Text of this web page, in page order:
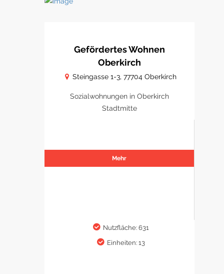
Gefördertes Wohnen
Oberkirch
Steingasse 1-3, 77704 Oberkirch
Sozialwohnungen in Oberkirch
Stadtmitte
Mehr
Nutzfläche: 631
Einheiten: 13